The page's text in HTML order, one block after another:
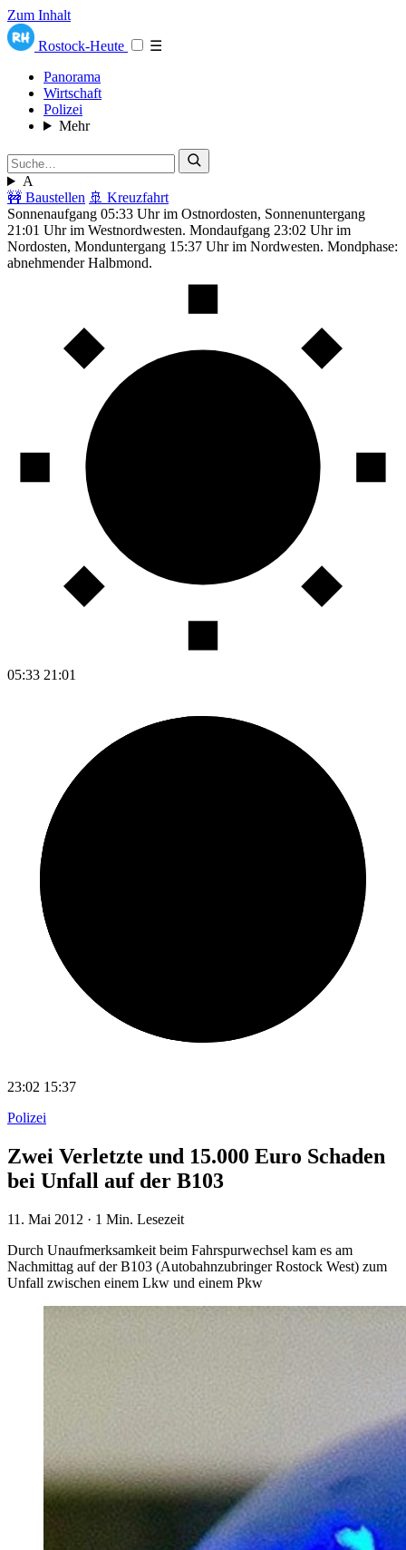
Zum Inhalt
Rostock-Heute
☰
Panorama
Wirtschaft
Polizei
Mehr
A
🚧 Baustellen 🚢 Kreuzfahrt
Sonnenaufgang 05:33 Uhr im Ostnordosten, Sonnenuntergang
21:01 Uhr im Westnordwesten. Mondaufgang 23:02 Uhr im
Nordosten, Monduntergang 15:37 Uhr im Nordwesten. Mondphase:
abnehmender Halbmond.
05:33 21:01
23:02 15:37
Polizei
Zwei Verletzte und 15.000 Euro Schaden
bei Unfall auf der B103
11. Mai 2012 · 1 Min. Lesezeit
Durch Unaufmerksamkeit beim Fahrspurwechsel kam es am
Nachmittag auf der B103 (Autobahnzubringer Rostock West) zum
Unfall zwischen einem Lkw und einem Pkw